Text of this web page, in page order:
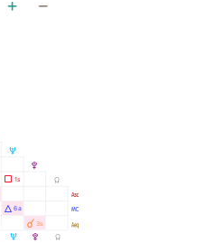
+ −
U
U
V
V
Y
Y
W
X
l
1s
Á 6a
À 3s